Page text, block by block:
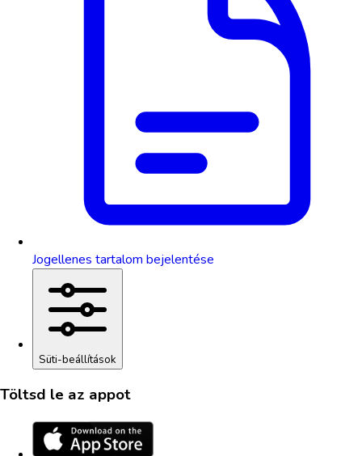
Jogellenes tartalom bejelentése
Süti-beállítások
Töltsd le az appot